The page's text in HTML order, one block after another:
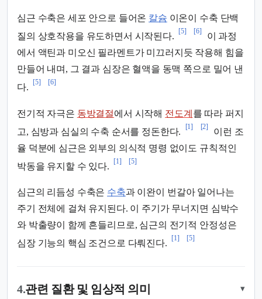
심근 수축은 세포 안으로 들어온 칼슘 이온이 수축 단백
질의 상호작용을 유도하면서 시작된다.
[5] [6]
이 과정
에서 액틴과 미오신 필라멘트가 미끄러지듯 작용해 힘을
만들어 내며, 그 결과 심장은 혈액을 동맥 쪽으로 밀어 낸
다.
[5] [6]
전기적 자극은 동방결절에서 시작해 전도계 를 따라 퍼지
고, 심방과 심실의 수축 순서를 정돈한다.
[1] [2]
이런 조
율 덕분에 심근은 외부의 의식적 명령 없이도 규칙적인
박동을 유지할 수 있다.
[1] [5]
심근의 리듬성 수축은 수축과 이완이 번갈아 일어나는
주기 전체에 걸쳐 유지된다. 이 주기가 무너지면 심박수
와 박출량이 함께 흔들리므로, 심근의 전기적 안정성은
심장 기능의 핵심 조건으로 다뤄진다.
[1] [5]
4.관련 질환 및 임상적 의미 ▾